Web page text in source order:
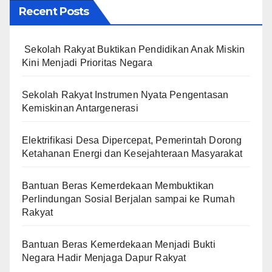
Recent Posts
Sekolah Rakyat Buktikan Pendidikan Anak Miskin
Kini Menjadi Prioritas Negara
Sekolah Rakyat Instrumen Nyata Pengentasan
Kemiskinan Antargenerasi
Elektrifikasi Desa Dipercepat, Pemerintah Dorong
Ketahanan Energi dan Kesejahteraan Masyarakat
Bantuan Beras Kemerdekaan Membuktikan
Perlindungan Sosial Berjalan sampai ke Rumah
Rakyat
Bantuan Beras Kemerdekaan Menjadi Bukti
Negara Hadir Menjaga Dapur Rakyat